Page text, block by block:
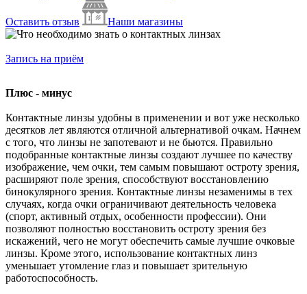
Оставить отзыв Наши магазины
Запись на приём
Плюс - минус
Контактные линзы удобны в применении и вот уже несколько
десятков лет являются отличной альтернативой очкам. Начнем
с того, что линзы не запотевают и не бьются. Правильно
подобранные контактные линзы создают лучшее по качеству
изображение, чем очки, тем самым повышают остроту зрения,
расширяют поле зрения, способствуют восстановлению
бинокулярного зрения. Контактные линзы незаменимы в тех
случаях, когда очки ограничивают деятельность человека
(спорт, активный отдых, особенности профессии). Они
позволяют полностью восстановить остроту зрения без
искажений, чего не могут обеспечить самые лучшие очковые
линзы. Кроме этого, использование контактных линз
уменьшает утомление глаз и повышает зрительную
работоспособность.